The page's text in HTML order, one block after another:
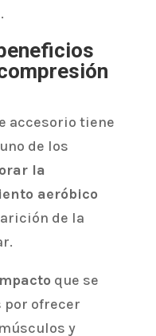
accesorio tiene
de los
la
aeróbico
de la
que se
por ofrecer
y